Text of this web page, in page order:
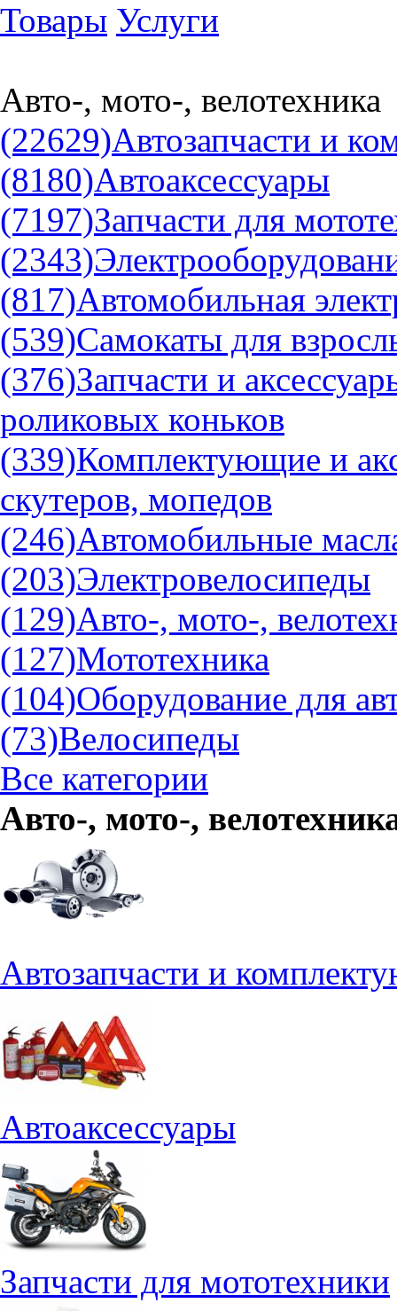
Товары Услуги
Авто-, мото-, велотехника
(22629)Автозапчасти и
(8180)Автоаксессуары
(7197)Запчасти для
(2343)
(817)Автомобильная
(539)Самокаты для
(376)Запчасти и
роликовых коньков
(339)Комплектующие и
скутеров, мопедов
(246)Автомобильные
(203)Электровелосипеды
(129)Авто-, мото-,
(127)Мототехника
(104)Оборудование для
(73)Велосипеды
Все категории
Авто-, мото-,
Автозапчасти и
Автоаксессуары
Запчасти для мототехники